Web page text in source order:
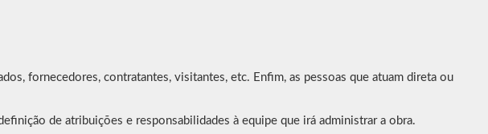
fornecedores, contratantes, visitantes, etc. Enfim, as pessoas que atuam direta ou
de atribuições e responsabilidades à equipe que irá administrar a obra.